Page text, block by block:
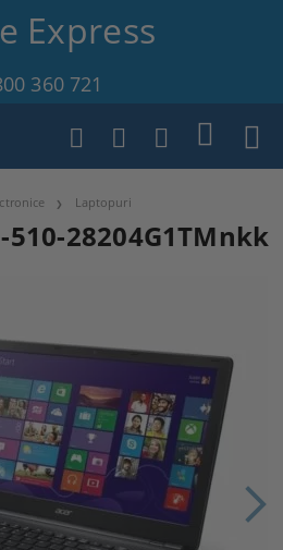
Express
360 721
Laptopuri
510-28204G1TMnkk